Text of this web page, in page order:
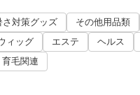
さ対策グッズ その他用品類
ィッグ エステ ヘルス
育毛関連